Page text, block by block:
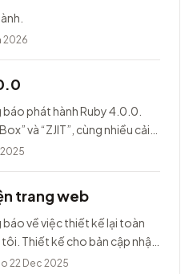
2026
phát hành Ruby 4.0.0.
và “ZJIT”, cùng nhiều cải
trang web
về việc thiết kế lại toàn
Thiết kế cho bản cập nhật
22 Dec 2025